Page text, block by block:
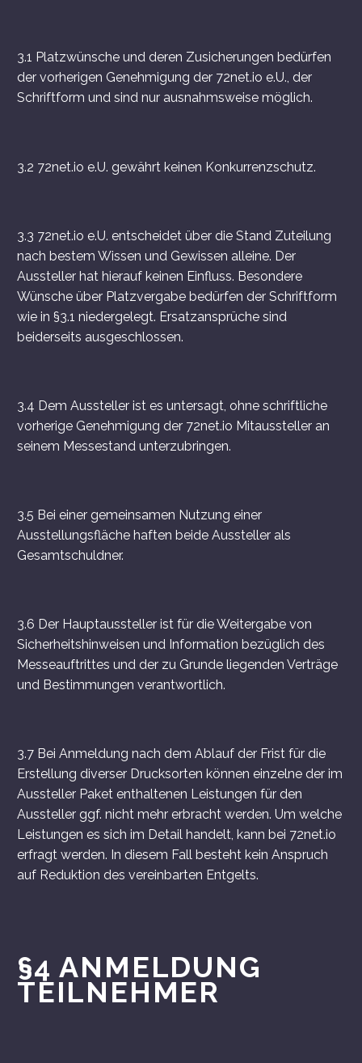
3.1 Platzwünsche und deren Zusicherungen bedürfen
der vorherigen Genehmigung der 72net.io e.U., der
Schriftform und sind nur ausnahmsweise möglich.
3.2 72net.io e.U. gewährt keinen Konkurrenzschutz.
3.3 72net.io e.U. entscheidet über die Stand Zuteilung
nach bestem Wissen und Gewissen alleine. Der
Aussteller hat hierauf keinen Einfluss. Besondere
Wünsche über Platzvergabe bedürfen der Schriftform
wie in §3.1 niedergelegt. Ersatzansprüche sind
beiderseits ausgeschlossen.
3.4 Dem Aussteller ist es untersagt, ohne schriftliche
vorherige Genehmigung der 72net.io Mitaussteller an
seinem Messestand unterzubringen.
3.5 Bei einer gemeinsamen Nutzung einer
Ausstellungsfläche haften beide Aussteller als
Gesamtschuldner.
3.6 Der Hauptaussteller ist für die Weitergabe von
Sicherheitshinweisen und Information bezüglich des
Messeauftrittes und der zu Grunde liegenden Verträge
und Bestimmungen verantwortlich.
3.7 Bei Anmeldung nach dem Ablauf der Frist für die
Erstellung diverser Drucksorten können einzelne der im
Aussteller Paket enthaltenen Leistungen für den
Aussteller ggf. nicht mehr erbracht werden. Um welche
Leistungen es sich im Detail handelt, kann bei 72net.io
erfragt werden. In diesem Fall besteht kein Anspruch
auf Reduktion des vereinbarten Entgelts.
§4 ANMELDUNG
TEILNEHMER